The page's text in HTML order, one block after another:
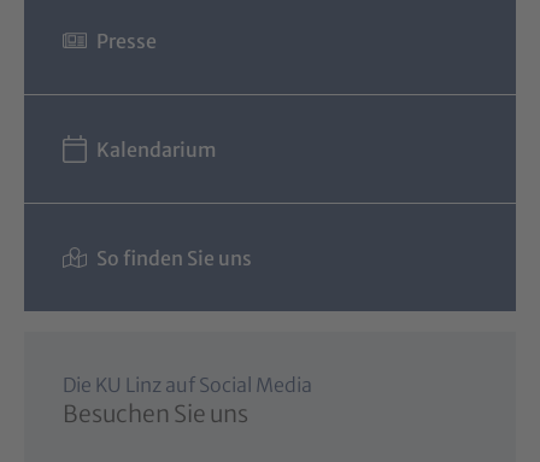
Presse
Kalendarium
So finden Sie uns
Die KU Linz auf Social Media
Besuchen Sie uns